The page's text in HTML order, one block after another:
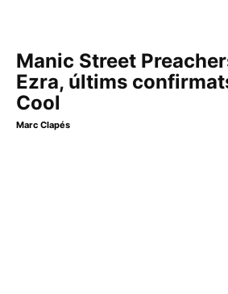
Manic Street
Ezra, últims
Cool
Marc Clapés